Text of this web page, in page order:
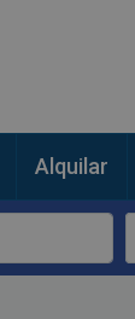
Alquilar